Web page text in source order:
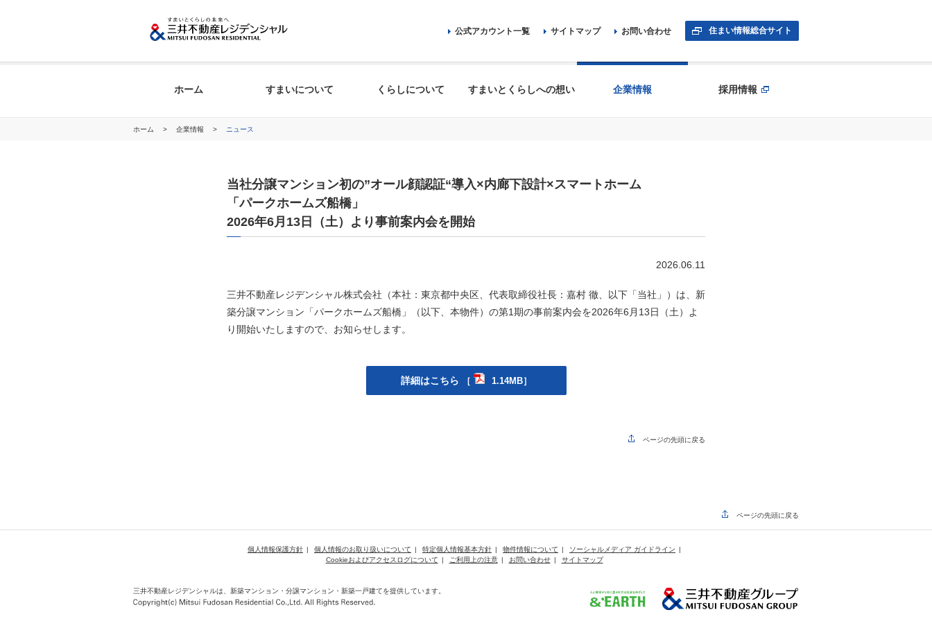
ホーム すまいについて くらしについて すまいとくらしへの想い 企業情報 採用情報
住まい情報総合サイト
お問い合わせ
サイトマップ
公式アカウント一覧
ホーム > 企業情報 > ニュース
当社分譲マンション初の”オール顔認証“導入×内廊下設計×スマートホーム
「パークホームズ船橋」
2026年6月13日（土）より事前案内会を開始
2026.06.11
三井不動産レジデンシャル株式会社（本社：東京都中央区、代表取締役社長：嘉村 徹、以下「当社」）は、新
築分譲マンション「パークホームズ船橋」（以下、本物件）の第1期の事前案内会を2026年6月13日（土）よ
り開始いたしますので、お知らせします。
詳細はこちら ［ 1.14MB］
ページの先頭に戻る
ページの先頭に戻る
個人情報保護方針 個人情報のお取り扱いについて 特定個人情報基本方針 物件情報について
ソーシャルメディア ガイドライン
Cookieおよびアクセスログについて
ご利用上の注意 お問い合わせ サイトマップ
三井不動産レジデンシャルは、新築マンション・ 分譲マンション・新築一戸建てを提供しています。